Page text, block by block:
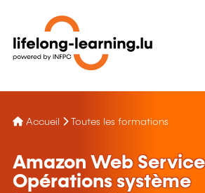
Accueil Toutes les formations
Amazon Web
Opérations système